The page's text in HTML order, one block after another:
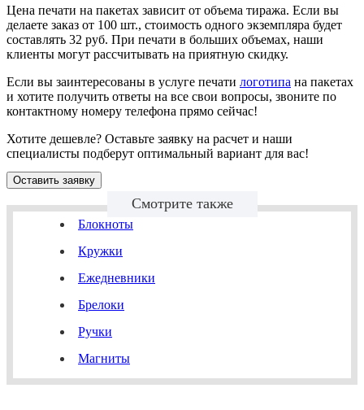
Цена печати на пакетах зависит от объема тиража. Если вы
делаете заказ от 100 шт., стоимость одного экземпляра будет
составлять 32 руб. При печати в больших объемах, наши
клиенты могут рассчитывать на приятную скидку.
Если вы заинтересованы в услуге печати логотипа на пакетах
и хотите получить ответы на все свои вопросы, звоните по
контактному номеру телефона прямо сейчас!
Хотите дешевле? Оставьте заявку на расчет и наши
специалисты подберут оптимальный вариант для вас!
Оставить заявку
Смотрите также
Блокноты
Кружки
Ежедневники
Брелоки
Ручки
Магниты